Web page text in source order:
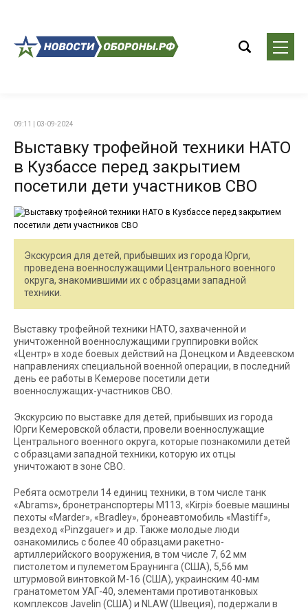
09:11 | 03-09-2024
Выставку трофейной техники НАТО
в Кузбассе перед закрытием
посетили дети участников СВО
Экскурсия для детей, прибывших из города Юрги,
проведена военнослужащими Центрального военного
округа, знакомившими их с образцами западной
техники.
Выставку трофейной техники НАТО, захваченной и
уничтоженной военнослужащими группировки войск
«Центр» в ходе боевых действий на Донецком и Авдеевском
направлениях специальной военной операции, в последний
день ее работы в Кемерове посетили дети
военнослужащих-участников СВО.
Экскурсию по выставке для детей, прибывших из города
Юрги Кемеровской области, провели военнослужащие
Центрального военного округа, которые познакомили детей
с образцами западной техники, которую их отцы
уничтожают в зоне СВО.
Ребята осмотрели 14 единиц техники, в том числе танк
«Abrams», бронетранспортеры М113, «Kirpi» боевые машины
пехоты «Marder», «Bradley», бронеавтомобиль «Mastiff»,
вездеход «Pinzgauer» и др. Также молодые люди
ознакомились с более 40 образцами ракетно-
артиллерийского вооружения, в том числе 7, 62 мм
пистолетом и пулеметом Браунинга (США), 5,56 мм
штурмовой винтовкой М-16 (США), украинским 40-мм
гранатометом УАГ-40, элементами противотанковых
комплексов Javelin (США) и NLAW (Швеция), подержали в